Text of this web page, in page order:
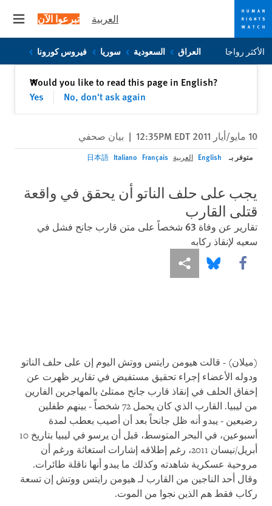
Skip
to
Skip
to
العربية تبرعوا الآن
الأكثر رواجا العراق السعودية سوريا فيروس كورونا
Would you like to read this page in English?
Yes
No, don't ask again
✕إغلاق
10 مايو/أيار 2011 12:35PM EDT | بيان صحفي
متوفر بـ English العربية Français
Italiano
日本語
يجب على حلف الناتو أن يحقق في واقعة
قتلى القارب
تقارير عن وفاة 63 شخصاً على متن قارب جانح فشل في
سعيه لإنقاذ ركابه
Share this via Facebook
Share this via Bluesky
Share this via مشاركة
(ميلان) - قالت هيومن رايتس ووتش اليوم إن على حلف الناتو
ودوله الأعضاء إجراء تحقيق مستفيض في تقارير ظهرت عن
إخفاق الحلف في إنقاذ قارب جانح ممتلئ بالمهاجرين الفارين
من ليبيا. القارب الذي كان يحمل 72 شخصاً - بينهم طفلين
رضيعين - يبدو أنه ظل جانحاً بعد أن أصيب بعطب لمدة
أسبوعين، في البحر المتوسط، قبل أن يرسو في ليبيا بتاريخ 10
أبريل/نيسان 2011، رغم إطلاقه إشارات استغاثة ورغم أن
مروحية عسكرية شاهدته وكذلك ما يبدو أنها ناقلة طائرات.
وقال أحد الناجين من القارب لـ هيومن رايتس ووتش إن تسعة
ركاب فقط هم الذين نجوا من الموت.